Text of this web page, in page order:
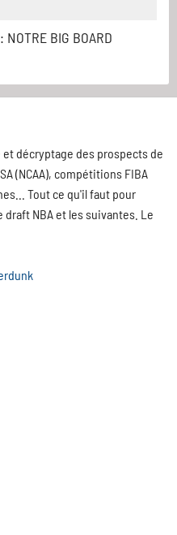
NOTRE BIG BOARD
et décryptage des prospects de
(NCAA), compétitions FIBA
Tout ce qu'il faut pour
NBA et les suivantes. Le